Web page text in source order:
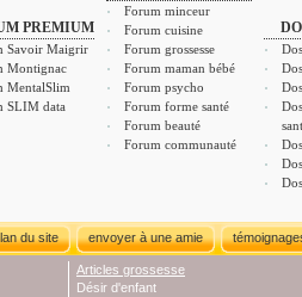
PREMIUM
Savoir Maigrir
Montignac
MentalSlim
SLIM data
Forum minceur
Forum cuisine
Forum grossesse
Forum maman bébé
Forum psycho
Forum forme santé
Forum beauté
Forum communauté
du site envoyer à une amie
Articles grossesse
Désir d'enfant